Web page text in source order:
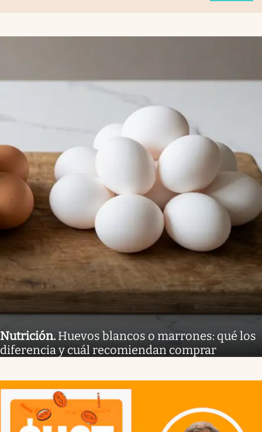
Nutrición. Huevos blancos o marrones: qué los
diferencia y cuál recomiendan comprar